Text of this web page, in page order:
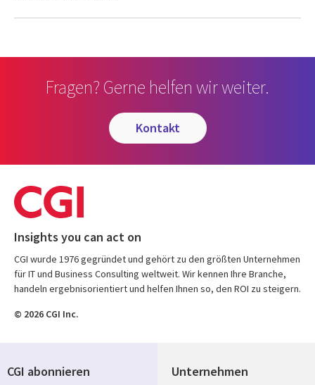
Fragen? Gerne helfen wir weiter.
kontakt
Insights you can act on
CGI wurde 1976 gegründet und gehört zu den größten Unternehmen
für IT und Business Consulting weltweit. Wir kennen Ihre Branche,
handeln ergebnisorientiert und helfen Ihnen so, den ROI zu steigern.
© 2026 CGI Inc.
Unternehmen
CGI abonnieren